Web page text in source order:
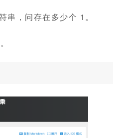
串，问存在多少个 1。